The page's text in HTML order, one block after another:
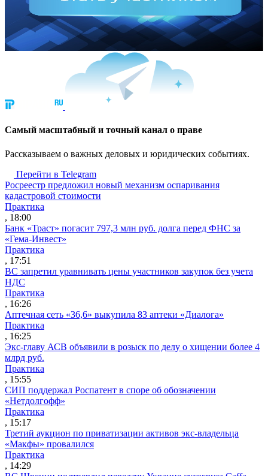
Cамый масштабный и точный канал о праве
Рассказываем о важных деловых и юридических событиях.
Перейти в Telegram
Росреестр предложил новый механизм оспаривания
кадастровой стоимости
Практика
, 18:00
Банк «Траст» погасит 797,3 млн руб. долга перед ФНС за
«Гема-Инвест»
Практика
, 17:51
ВС запретил уравнивать цены участников закупок без учета
НДС
Практика
, 16:26
Аптечная сеть «36,6» выкупила 83 аптеки «Диалога»
Практика
, 16:25
Экс-главу АСВ объявили в розыск по делу о хищении более 4
млрд руб.
Практика
, 15:55
СИП поддержал Роспатент в споре об обозначении
«Нетдолгофф»
Практика
, 15:17
Третий аукцион по приватизации активов экс-владельца
«Макфы» провалился
Практика
, 14:29